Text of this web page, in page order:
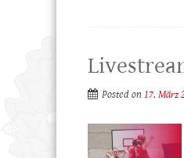
Posted on17. März